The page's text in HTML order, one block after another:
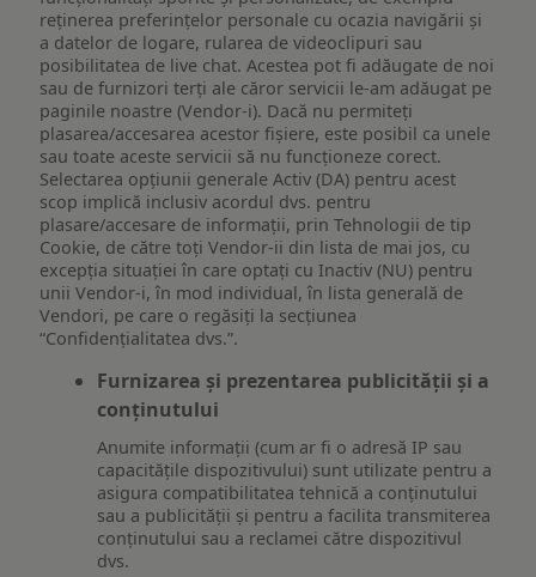
reţinerea preferinţelor personale cu ocazia navigării și
a datelor de logare, rularea de videoclipuri sau
posibilitatea de live chat. Acestea pot fi adăugate de noi
sau de furnizori terți ale căror servicii le-am adăugat pe
paginile noastre (Vendor-i). Dacă nu permiteți
plasarea/accesarea acestor fișiere, este posibil ca unele
sau toate aceste servicii să nu funcționeze corect.
Selectarea opțiunii generale Activ (DA) pentru acest
scop implică inclusiv acordul dvs. pentru
plasare/accesare de informații, prin Tehnologii de tip
Cookie, de către toți Vendor-ii din lista de mai jos, cu
excepția situației în care optați cu Inactiv (NU) pentru
unii Vendor-i, în mod individual, în lista generală de
Vendori, pe care o regăsiți la secțiunea
“Confidențialitatea dvs.”.
Furnizarea și prezentarea publicității și a
conținutului
Anumite informații (cum ar fi o adresă IP sau
capacitățile dispozitivului) sunt utilizate pentru a
asigura compatibilitatea tehnică a conținutului
sau a publicității și pentru a facilita transmiterea
conținutului sau a reclamei către dispozitivul
dvs.